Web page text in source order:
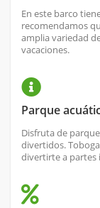
En este barco
recomendamos
amplia variedad
vacaciones.
Parque
Disfruta de
divertidos.
divertirte a partes